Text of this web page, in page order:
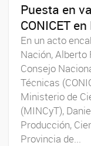
Puesta en
CONICET
En un acto
Nación, Alberto
Consejo
Técnicas
Ministerio de
(MINCyT),
Producción,
Provincia de...